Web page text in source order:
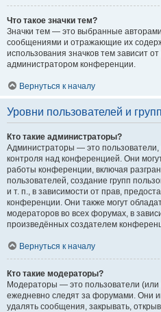
Что такое значки тем?
Значки тем — это выбранные
сообщениями и отражающие их
использования значков тем зависит
администратором конференции.
Вернуться к началу
Уровни пользователей и
Кто такие администраторы?
Администраторы — это
контроля над конференцией. Они
работы конференции, включая
пользователей, создание групп
и т. п., в зависимости от прав,
конференции. Они также могут
модераторов во всех форумах, в
произведённых создателем
Вернуться к началу
Кто такие модераторы?
Модераторы — это пользователи (или
ежедневно следят за форумами. Они
удалять сообщения, закрывать,